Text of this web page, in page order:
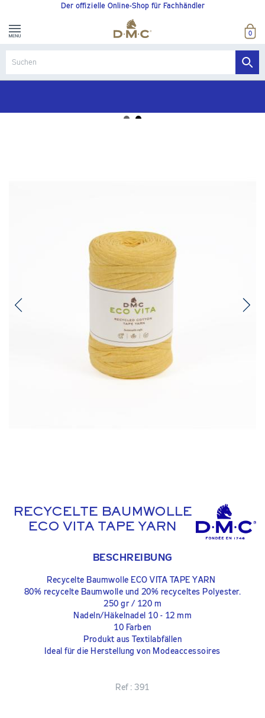
Der offizielle Online-Shop für Fachhändler
0
RECYCELTE BAUMWOLLE
ECO VITA TAPE YARN
BESCHREIBUNG
Recycelte Baumwolle ECO VITA TAPE YARN
80% recycelte Baumwolle und 20% recyceltes Polyester.
250 gr / 120 m
Nadeln/Häkelnadel 10 - 12 mm
10 Farben
Produkt aus Textilabfällen
Ideal für die Herstellung von Modeaccessoires
Ref :391